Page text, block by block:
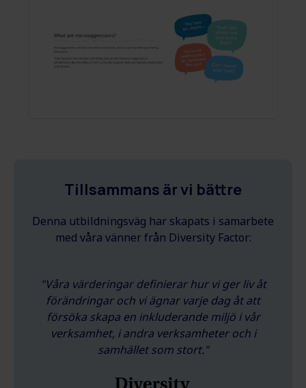
Tillsammans är vi bättre
Denna utbildningsväg har skapats i samarbete
med våra vänner från Diversity Factor:
"Våra värderingar definierar hur vi ger liv åt
förändringar och vi ägnar varje dag åt att
försöka skapa en inkluderande miljö i vår
verksamhet, i andra verksamheter och i
samhället som stort."